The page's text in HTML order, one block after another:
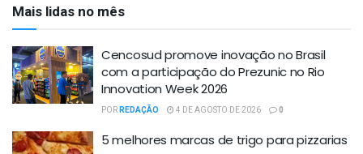
Mais lidas no mês
Cencosud promove inovação no Brasil
com a participação do Prezunic no Rio
Innovation Week 2026
PORREDAÇÃO 4 DE AGOSTO DE 2026 0
5 melhores marcas de trigo para pizzarias